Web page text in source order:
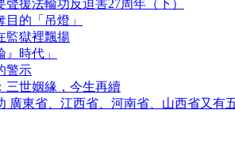
援法輪功反迫害27周年（下）
的「吊燈」
監獄裡飄揚
』時代」
警示
三世姻緣，今生再續
廣東省、江西省、河南省、山西省又有